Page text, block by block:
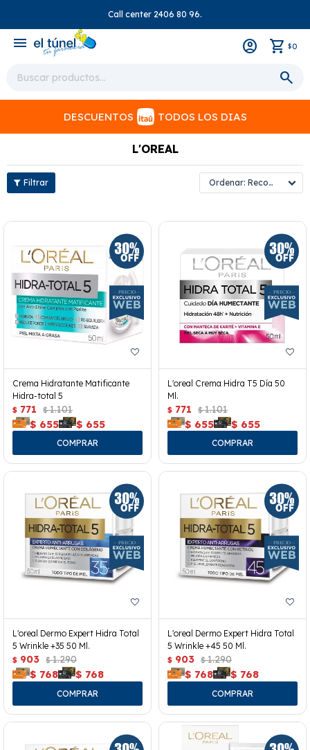
Call center 2406 80 96.
menu $0
DESCUENTOS TODOS LOS DIAS
L'OREAL
Recomendados
Crema Hidratante Matificante
Hidra-total 5
$ 771 $ 1.101
$ 655 $ 655
L'oreal Crema Hidra T5 Día 50
Ml.
$ 771 $ 1.101
$ 655 $ 655
L'oreal Dermo Expert Hidra Total
5 Wrinkle +35 50 Ml.
$ 903 $ 1.290
$ 768 $ 768
L'oreal Dermo Expert Hidra Total
5 Wrinkle +45 50 Ml.
$ 903 $ 1.290
$ 768 $ 768
close